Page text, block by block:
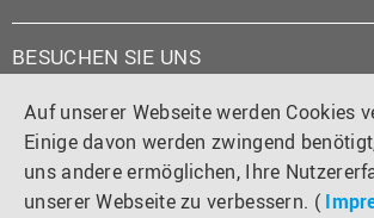
Auf unserer Webseite werden Cookies
Einige davon werden zwingend
uns andere ermöglichen, Ihre
unserer Webseite zu verbessern. (
BESUCHEN SIE UNS
Instagram
TiktokLinkedIn
YouTube
Facebook